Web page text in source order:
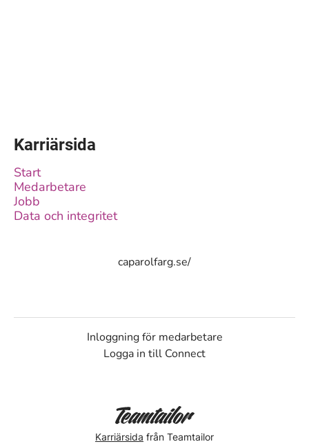
Karriärsida
Start
Medarbetare
Jobb
Data och integritet
caparolfarg.se/
Inloggning för medarbetare
Logga in till Connect
Karriärsida från Teamtailor